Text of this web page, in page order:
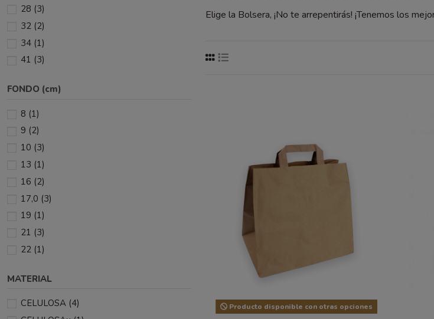
Elige la Bolsera, ¡No te arrepentirás! ¡Tenemos los
Producto disponible con otras opciones
28 (3)
32 (2)
34 (1)
41 (3)
FONDO (cm)
8 (1)
9 (2)
10 (3)
13 (1)
16 (2)
17,0 (3)
19 (1)
21 (3)
22 (1)
MATERIAL
CELULOSA (4)